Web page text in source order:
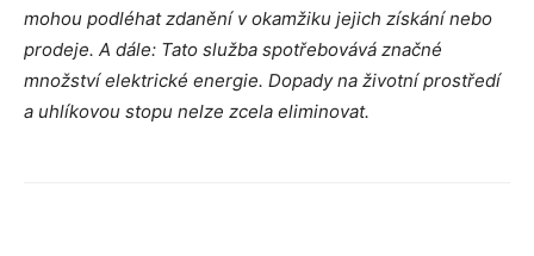
mohou podléhat zdanění v okamžiku jejich získání nebo
prodeje. A dále: Tato služba spotřebovává značné
množství elektrické energie. Dopady na životní prostředí
a uhlíkovou stopu nelze zcela eliminovat.